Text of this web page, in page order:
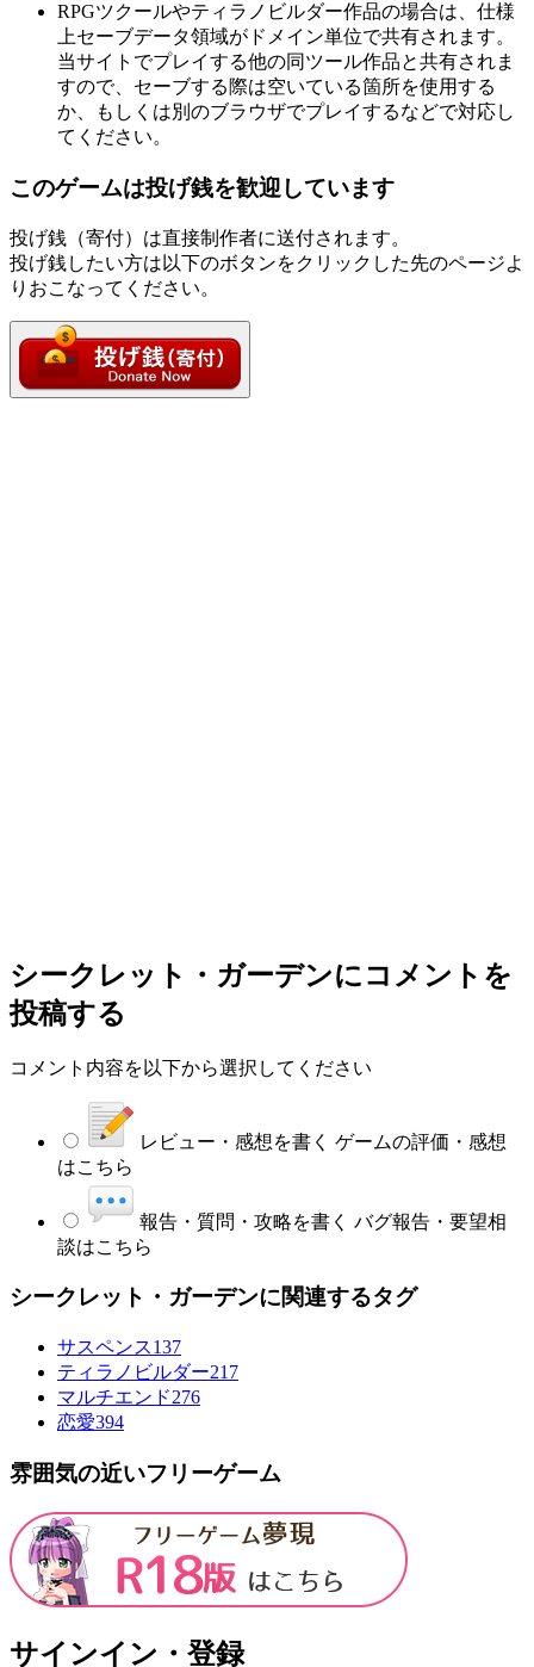
RPGツクールやティラノビルダー作品の場合は、仕様
上セーブデータ領域がドメイン単位で共有されます。
当サイトでプレイする他の同ツール作品と共有されま
すので、セーブする際は空いている箇所を使用する
か、もしくは別のブラウザでプレイするなどで対応し
てください。
このゲームは投げ銭を歓迎しています
投げ銭（寄付）は直接制作者に送付されます。
投げ銭したい方は以下のボタンをクリックした先のページよ
りおこなってください。
シークレット・ガーデンにコメントを
投稿する
コメント内容を以下から選択してください
レビュー・感想を書く ゲームの評価・感想
はこちら
報告・質問・攻略を書く バグ報告・要望相
談はこちら
シークレット・ガーデンに関連するタグ
サスペンス137
ティラノビルダー217
マルチエンド276
恋愛394
雰囲気の近いフリーゲーム
サインイン・登録